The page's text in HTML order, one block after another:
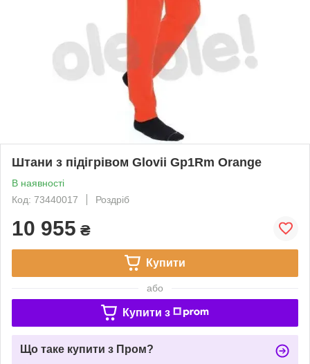
Штани з підігрівом Glovii Gp1Rm Orange
В наявності
Код: 73440017
Роздріб
10 955 ₴
Купити
або
Купити з
Що таке купити з Пром?